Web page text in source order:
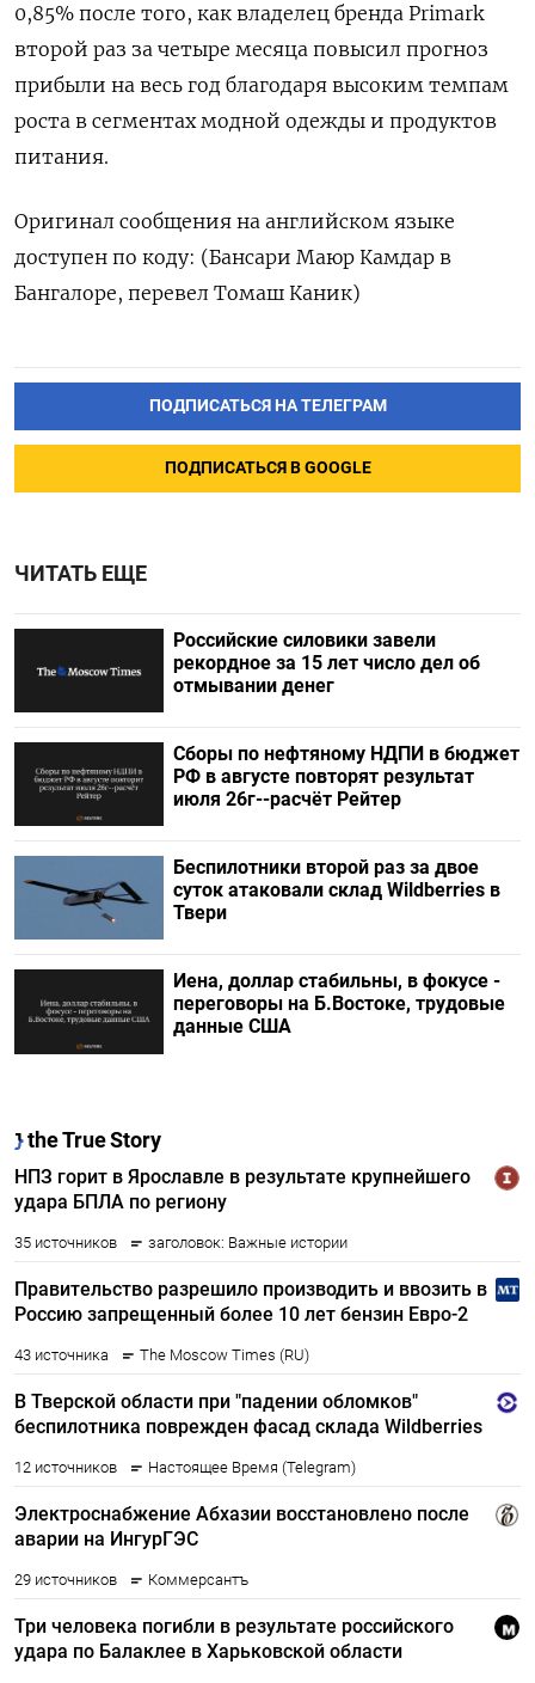
0,85% после того, как владелец бренда Primark
второй раз за четыре месяца повысил прогноз
прибыли на весь год благодаря высоким темпам
роста в сегментах модной одежды и продуктов
питания.
Оригинал сообщения на английском языке
доступен по коду: (Бансари Маюр Камдар в
Бангалоре, перевел Томаш Каник)
ПОДПИСАТЬСЯ НА ТЕЛЕГРАМ
ПОДПИСАТЬСЯ В GOOGLE
ЧИТАТЬ ЕЩЕ
Российские силовики завели
рекордное за 15 лет число дел об
отмывании денег
Сборы по нефтяному НДПИ в бюджет
РФ в августе повторят результат
июля 26г--расчёт Рейтер
Беспилотники второй раз за двое
суток атаковали склад Wildberries в
Твери
Иена, доллар стабильны, в фокусе -
переговоры на Б.Востоке, трудовые
данные США